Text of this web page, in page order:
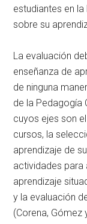
estudiantes en
sobre su
La evaluación
enseñanza de
de ninguna
de la Pedagogía
cuyos ejes son
cursos, la
aprendizaje de
actividades
aprendizaje
y la evaluación
(Corena, Gómez